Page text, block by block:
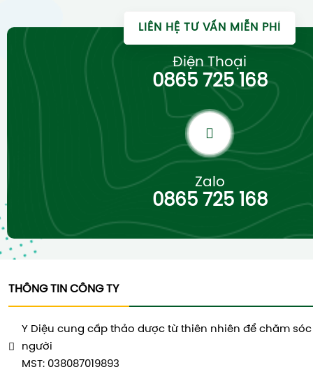
LIÊN HỆ TƯ VẤN MIỄN PHÍ
Điện Thoại
0865 725 168
Zalo
0865 725 168
THÔNG TIN CÔNG TY
Y Diệu cung cấp thảo dược từ thiên nhiên để chăm
người
MST: 038087019893